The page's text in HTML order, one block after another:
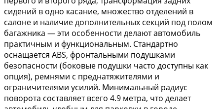
сидений в одно касание, множество отделений в
салоне и наличие дополнительных секций под полом
багажника — эти особенности делают автомобиль
практичным и функциональным. Стандартно
оснащается ABS, фронтальными подушками
безопасности (боковые подушки часто доступны как
опция), ремнями с преднатяжителями и
ограничителями усилий. Минимальный радиус
поворота составляет всего 4.9 метра, что делает